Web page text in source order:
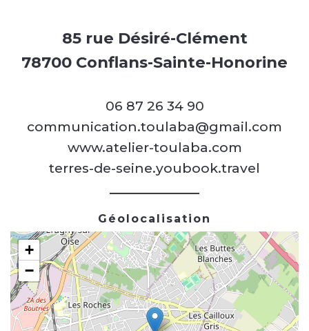
85 rue Désiré-Clément
78700 Conflans-Sainte-Honorine
06 87 26 34 90
communication.toulaba@gmail.com
www.atelier-toulaba.com
terres-de-seine.youbook.travel
Géolocalisation
+
−